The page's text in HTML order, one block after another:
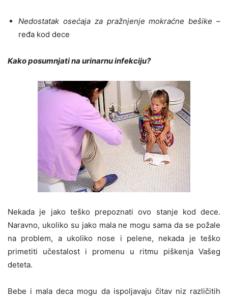
Nedostatak osećaja za pražnjenje mokraćne bešike –
ređa kod dece
Kako posumnjati na urinarnu infekciju?
Nekada je jako teško prepoznati ovo stanje kod dece.
Naravno, ukoliko su jako mala ne mogu sama da se požale
na problem, a ukoliko nose i pelene, nekada je teško
primetiti učestalost i promenu u ritmu piškenja Vašeg
deteta.
Bebe i mala deca mogu da ispoljavaju čitav niz različitih